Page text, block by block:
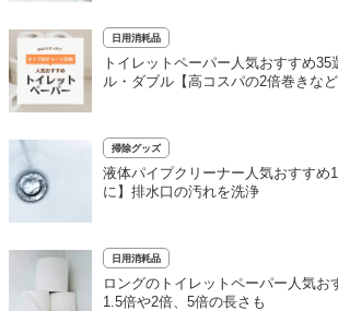
日用消耗品
トイレットペーパー人気おすすめ
ル・ダブル【高コスパの2倍巻きなど
掃除グッズ
液体パイプクリーナー人気おすすめ
に】排水口の汚れを洗浄
日用消耗品
ロングのトイレットペーパー人気お
1.5倍や2倍、5倍の長さも